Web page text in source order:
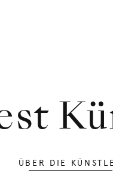
ÜBER DIE